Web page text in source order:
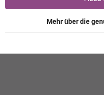
Sie sind noch nicht
>> zur
Mehr über die